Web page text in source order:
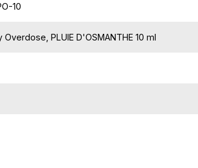
10
Overdose, PLUIE D'OSMANTHE 10 ml